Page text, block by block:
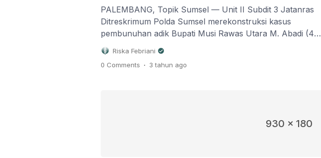
PALEMBANG, Topik Sumsel — Unit II Subdit 3 Jatanras
Ditreskrimum Polda Sumsel merekonstruksi kasus
pembunuhan adik Bupati Musi Rawas Utara M. Abadi (43)
di Desa Belani Kecamatan Rawas Ilir Kabupaten Muratara
pada 5 September 2023 lalu. Jauhnya TKP pembunuhan
sehingga penyidik mengalihkan lokasi rekonstruksi
Riska Febriani
0 Comments . 3 tahun ago
930 x 180